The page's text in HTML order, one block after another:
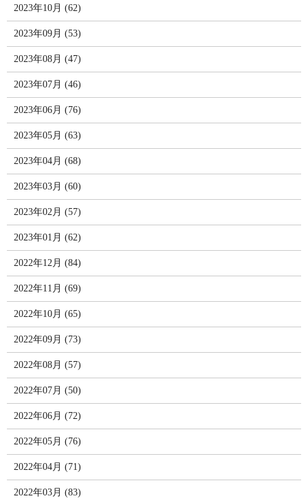
2023年10月 (62)
2023年09月 (53)
2023年08月 (47)
2023年07月 (46)
2023年06月 (76)
2023年05月 (63)
2023年04月 (68)
2023年03月 (60)
2023年02月 (57)
2023年01月 (62)
2022年12月 (84)
2022年11月 (69)
2022年10月 (65)
2022年09月 (73)
2022年08月 (57)
2022年07月 (50)
2022年06月 (72)
2022年05月 (76)
2022年04月 (71)
2022年03月 (83)